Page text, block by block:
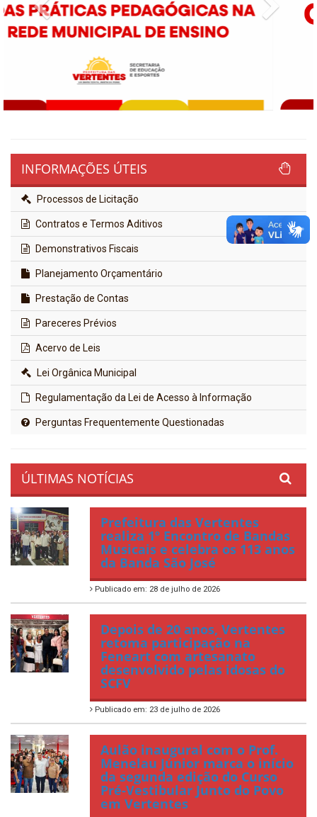
INFORMAÇÕES ÚTEIS
Processos de Licitação
Contratos e Termos Aditivos
Demonstrativos Fiscais
Planejamento Orçamentário
Prestação de Contas
Pareceres Prévios
Acervo de Leis
Lei Orgânica Municipal
Regulamentação da Lei de Acesso à Informação
Perguntas Frequentemente Questionadas
ÚLTIMAS NOTÍCIAS
Prefeitura das Vertentes
realiza 1º Encontro de Bandas
Musicais e celebra os 113 anos
da Banda São José
Publicado em: 28 de julho de 2026
Depois de 20 anos, Vertentes
retoma participação na
Feneart com artesanato
desenvolvido pelas idosas do
SCFV
Publicado em: 23 de julho de 2026
Aulão inaugural com o Prof.
Menelau Júnior marca o início
da segunda edição do Curso
Pré-Vestibular Junto do Povo
em Vertentes